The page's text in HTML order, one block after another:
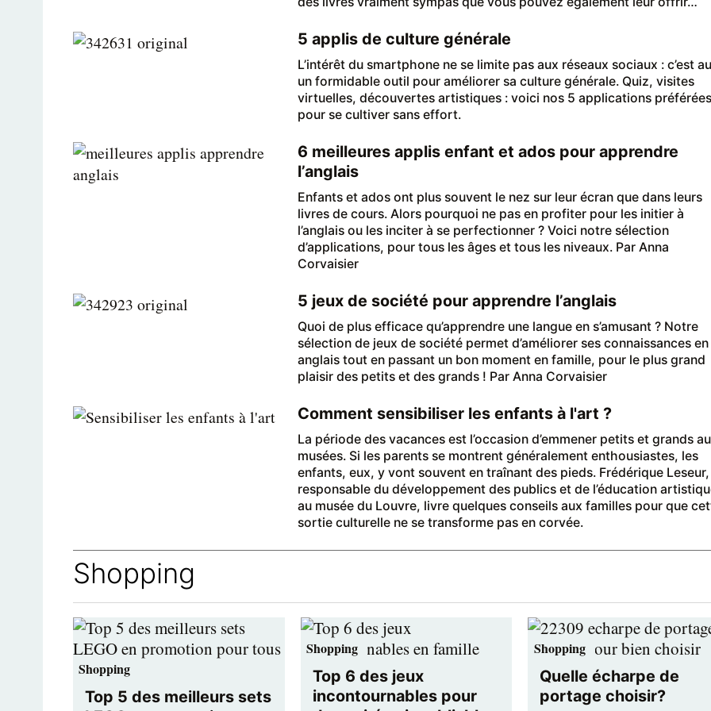
5 applis de culture générale
L’intérêt du smartphone ne se limite pas aux réseaux sociaux : c’est
un formidable outil pour améliorer sa culture générale. Quiz, visites
virtuelles, découvertes artistiques : voici nos 5 applications préférées
pour se cultiver sans effort.
6 meilleures applis enfant et ados pour apprendre
l’anglais
Enfants et ados ont plus souvent le nez sur leur écran que dans leurs
livres de cours. Alors pourquoi ne pas en profiter pour les initier à
l’anglais ou les inciter à se perfectionner ? Voici notre sélection
d’applications, pour tous les âges et tous les niveaux. Par Anna
Corvaisier
5 jeux de société pour apprendre l’anglais
Quoi de plus efficace qu’apprendre une langue en s’amusant ? Notre
sélection de jeux de société permet d’améliorer ses connaissances en
anglais tout en passant un bon moment en famille, pour le plus grand
plaisir des petits et des grands ! Par Anna Corvaisier
Comment sensibiliser les enfants à l'art ?
La période des vacances est l’occasion d’emmener petits et grands
musées. Si les parents se montrent généralement enthousiastes, les
enfants, eux, y vont souvent en traînant des pieds. Frédérique Leseur,
responsable du développement des publics et de l’éducation
au musée du Louvre, livre quelques conseils aux familles pour que
sortie culturelle ne se transforme pas en corvée.
Shopping
Shopping
Top 5 des meilleurs sets
Shopping
Top 6 des jeux
incontournables pour
Shopping
Quelle écharpe de
portage choisir?